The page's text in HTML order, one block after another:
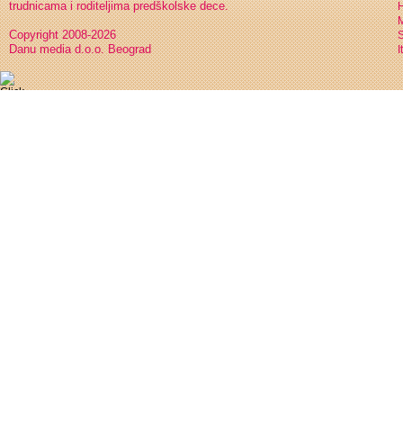
trudnicama i roditeljima predškolske dece.
Copyright 2008-2026
Danu media d.o.o. Beograd